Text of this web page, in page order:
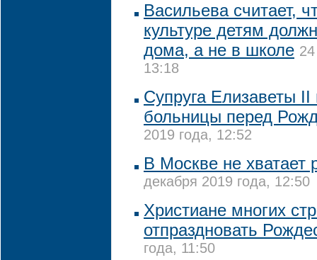
Васильева считает,
культуре детям
дома, а не в школе
13:18
Супруга Елизаветы
больницы перед
2019 года, 12:52
В Москве не
декабря 2019 года, 12:50
Христиане многих
отпраздновать
года, 11:50